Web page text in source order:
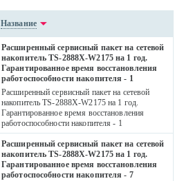
Название
Расширенный сервисный пакет на сетевой
накопитель TS-2888X-W2175 на 1 год.
Гарантированное время восстановления
работоспособности накопителя - 1
Расширенный сервисный пакет на сетевой
накопитель TS-2888X-W2175 на 1 год.
Гарантированное время восстановления
работоспособности накопителя - 1
Расширенный сервисный пакет на сетевой
накопитель TS-2888X-W2175 на 1 год.
Гарантированное время восстановления
работоспособности накопителя - 7